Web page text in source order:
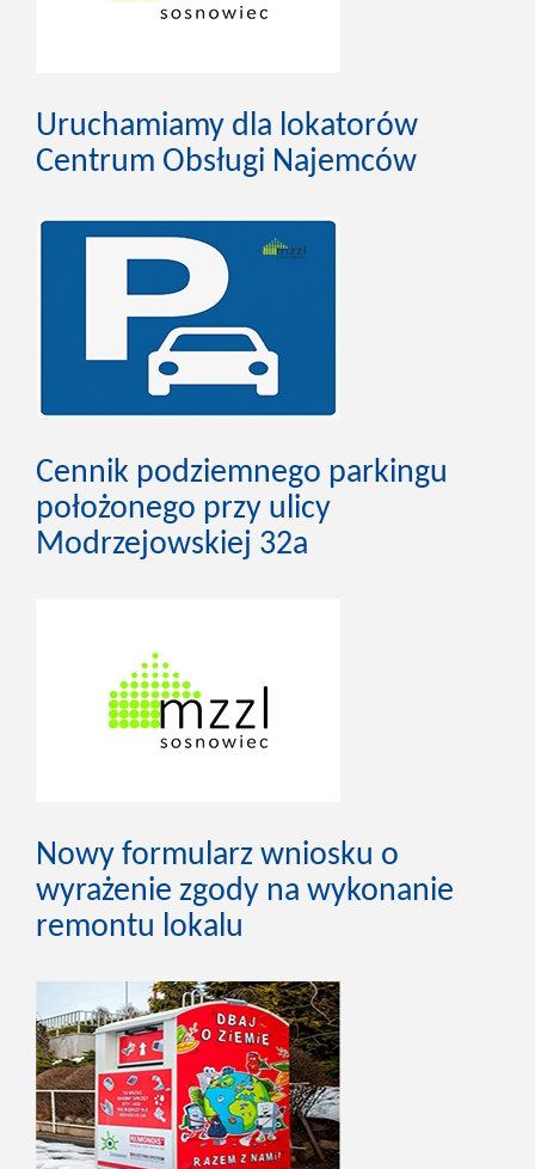
Uruchamiamy dla lokatorów
Centrum Obsługi Najemców
Cennik podziemnego parkingu
położonego przy ulicy
Modrzejowskiej 32a
Nowy formularz wniosku o
wyrażenie zgody na wykonanie
remontu lokalu